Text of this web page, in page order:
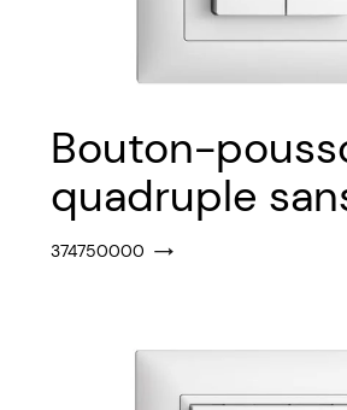
Bouton-
quadruple
374750000